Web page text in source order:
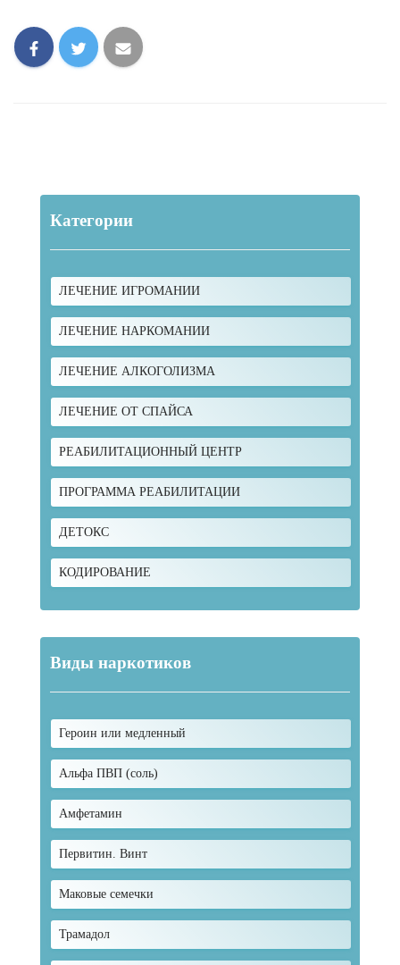
Категории
ЛЕЧЕНИЕ ИГРОМАНИИ
ЛЕЧЕНИЕ НАРКОМАНИИ
ЛЕЧЕНИЕ АЛКОГОЛИЗМА
ЛЕЧЕНИЕ ОТ СПАЙСА
РЕАБИЛИТАЦИОННЫЙ ЦЕНТР
ПРОГРАММА РЕАБИЛИТАЦИИ
ДЕТОКС
КОДИРОВАНИЕ
Виды наркотиков
Героин или медленный
Альфа ПВП (соль)
Амфетамин
Первитин. Винт
Маковые семечки
Трамадол